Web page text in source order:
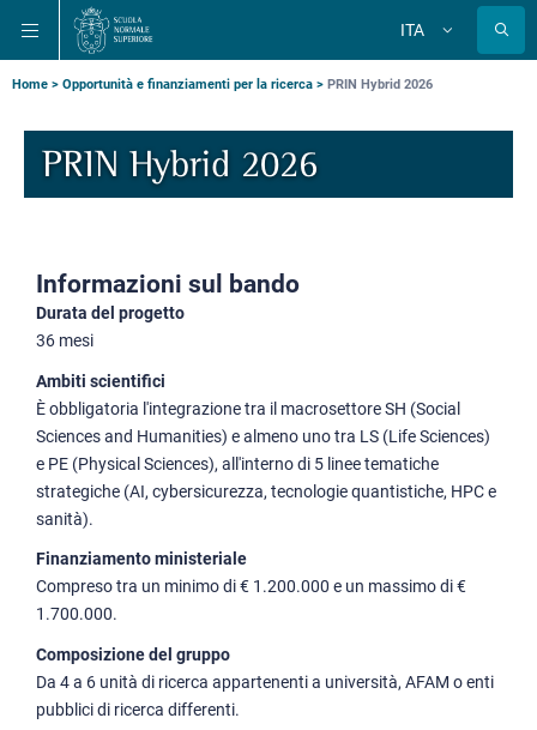
alla
navigazione
principale
contenuto
principale
alla
ricerca
principale
ITA
Briciole
di
pane
Home Opportunità e finanziamenti per la ricerca PRIN Hybrid 2026
PRIN Hybrid 2026
Informazioni sul bando
Durata del progetto
36 mesi
Ambiti scientifici
È obbligatoria l'integrazione tra il macrosettore SH (Social
Sciences and Humanities) e almeno uno tra LS (Life Sciences)
e PE (Physical Sciences), all'interno di 5 linee tematiche
strategiche (AI, cybersicurezza, tecnologie quantistiche, HPC e
sanità).
Finanziamento ministeriale
Compreso tra un minimo di € 1.200.000 e un massimo di €
1.700.000.
Composizione del gruppo
Da 4 a 6 unità di ricerca appartenenti a università, AFAM o enti
pubblici di ricerca differenti.